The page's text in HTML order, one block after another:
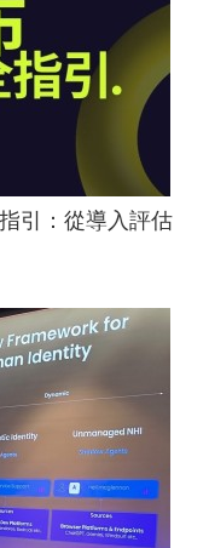
引：從導入評估